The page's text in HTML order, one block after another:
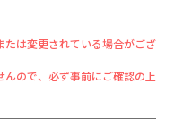
は変更されている場合がござ
ので、必ず事前にご確認の上